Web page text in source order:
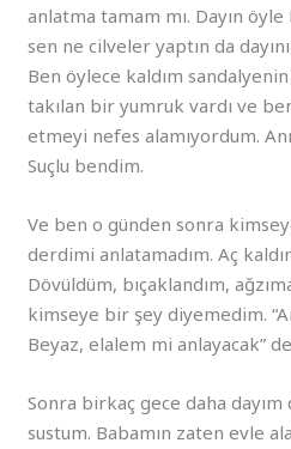
anlatma tamam mı. Dayın
sen ne cilveler yaptın da
Ben öylece kaldım
takılan bir yumruk vardı ve
etmeyi nefes alamıyordum.
Suçlu bendim.
Ve ben o günden sonra
derdimi anlatamadım. Aç
Dövüldüm, bıçaklandım,
kimseye bir şey diyemedim.
Beyaz, elalem mi anlayacak”
Sonra birkaç gece daha
sustum. Babamın zaten evle